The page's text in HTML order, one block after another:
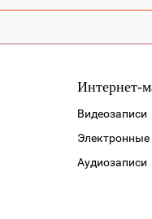
Интернет-
Видеозаписи
Электронные
Аудиозаписи